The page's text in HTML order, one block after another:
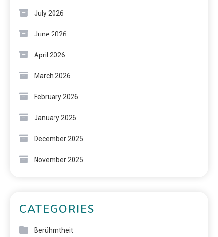
July 2026
June 2026
April 2026
March 2026
February 2026
January 2026
December 2025
November 2025
CATEGORIES
Berühmtheit